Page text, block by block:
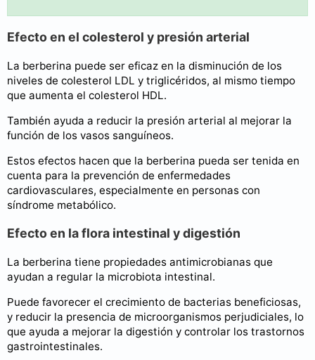
Efecto en el colesterol y presión arterial
La berberina puede ser eficaz en la disminución de los
niveles de colesterol LDL y triglicéridos, al mismo tiempo
que aumenta el colesterol HDL.
También ayuda a reducir la presión arterial al mejorar la
función de los vasos sanguíneos.
Estos efectos hacen que la berberina pueda ser tenida en
cuenta para la prevención de enfermedades
cardiovasculares, especialmente en personas con
síndrome metabólico.
Efecto en la flora intestinal y digestión
La berberina tiene propiedades antimicrobianas que
ayudan a regular la microbiota intestinal.
Puede favorecer el crecimiento de bacterias beneficiosas,
y reducir la presencia de microorganismos perjudiciales, lo
que ayuda a mejorar la digestión y controlar los trastornos
gastrointestinales.